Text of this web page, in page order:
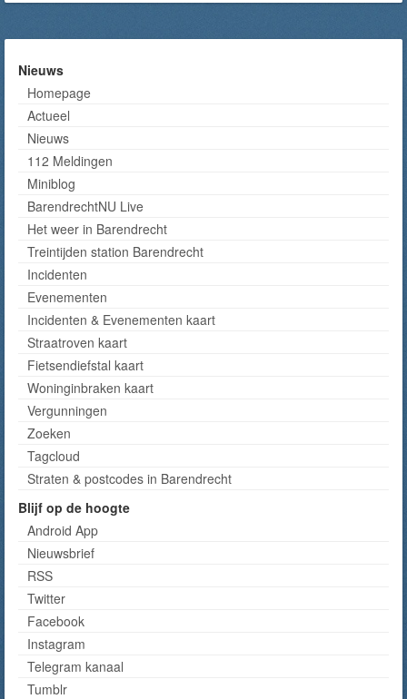
Nieuws
Homepage
Actueel
Nieuws
112 Meldingen
Miniblog
BarendrechtNU Live
Het weer in Barendrecht
Treintijden station Barendrecht
Incidenten
Evenementen
Incidenten & Evenementen kaart
Straatroven kaart
Fietsendiefstal kaart
Woninginbraken kaart
Vergunningen
Zoeken
Tagcloud
Straten & postcodes in Barendrecht
Blijf op de hoogte
Android App
Nieuwsbrief
RSS
Twitter
Facebook
Instagram
Telegram kanaal
Tumblr